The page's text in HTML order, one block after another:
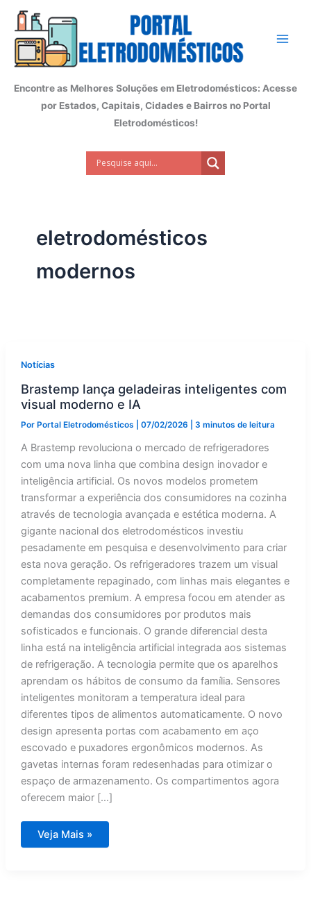
conteúdo
Encontre as Melhores Soluções em Eletrodomésticos: Acesse
por Estados, Capitais, Cidades e Bairros no Portal
Eletrodomésticos!
eletrodomésticos
modernos
Notícias
Brastemp lança geladeiras inteligentes com
visual moderno e IA
Por Portal Eletrodomésticos 07/02/2026 3 minutos de leitura
A Brastemp revoluciona o mercado de refrigeradores
com uma nova linha que combina design inovador e
inteligência artificial. Os novos modelos prometem
transformar a experiência dos consumidores na cozinha
através de tecnologia avançada e estética moderna. A
gigante nacional dos eletrodomésticos investiu
pesadamente em pesquisa e desenvolvimento para criar
esta nova geração. Os refrigeradores trazem um visual
completamente repaginado, com linhas mais elegantes e
acabamentos premium. A empresa focou em atender as
demandas dos consumidores por produtos mais
sofisticados e funcionais. O grande diferencial desta
linha está na inteligência artificial integrada aos sistemas
de refrigeração. A tecnologia permite que os aparelhos
aprendam os hábitos de consumo da família. Sensores
inteligentes monitoram a temperatura ideal para
diferentes tipos de alimentos automaticamente. O novo
design apresenta portas com acabamento em aço
escovado e puxadores ergonômicos modernos. As
gavetas internas foram redesenhadas para otimizar o
espaço de armazenamento. Os compartimentos agora
oferecem maior […]
Brastemp
lança
Veja Mais »